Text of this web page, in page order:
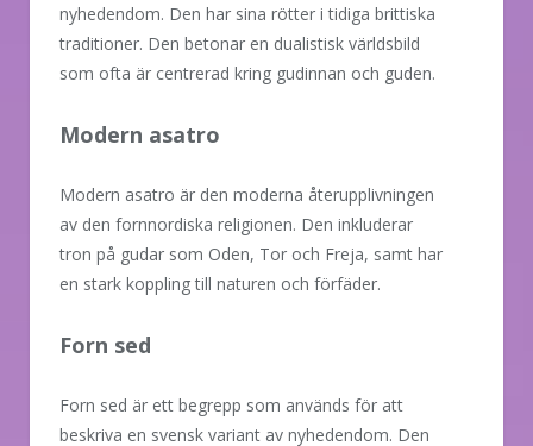
nyhedendom. Den har sina rötter i tidiga brittiska
traditioner. Den betonar en dualistisk världsbild
som ofta är centrerad kring gudinnan och guden.
Modern asatro
Modern asatro är den moderna återupplivningen
av den fornnordiska religionen. Den inkluderar
tron på gudar som Oden, Tor och Freja, samt har
en stark koppling till naturen och förfäder.
Forn sed
Forn sed är ett begrepp som används för att
beskriva en svensk variant av nyhedendom. Den